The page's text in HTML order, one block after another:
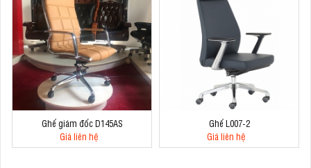
Ghế giám đốc D145AS
Giá liên hệ
Ghế L007-2
Giá liên hệ